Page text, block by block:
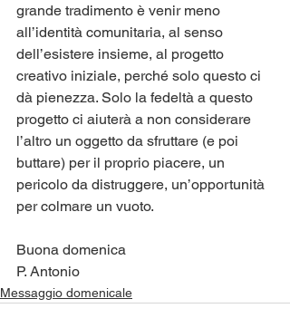
grande tradimento è venir meno
all’identità comunitaria, al senso
dell’esistere insieme, al progetto
creativo iniziale, perché solo questo ci
dà pienezza. Solo la fedeltà a questo
progetto ci aiuterà a non considerare
l’altro un oggetto da sfruttare (e poi
buttare) per il proprio piacere, un
pericolo da distruggere, un’opportunità
per colmare un vuoto.
Buona domenica
P. Antonio
Messaggio domenicale